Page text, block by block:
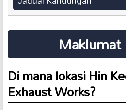
Di mana lokasi Hin
Exhaust Works?